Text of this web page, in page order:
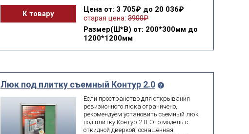
К товару Ценаот: 3 705₽ до 20 036₽
старая цена: 3900₽
Размер(Ш*В) от: 200*300мм до
1200*1200мм
Люк под плитку съемный Контур 2.0
Если пространство для открывания
ревизионного люка ограничено,
рекомендуем установить съемный люк
под плитку Контур 2.0. Это модель с
откидной дверкой, оснащённая